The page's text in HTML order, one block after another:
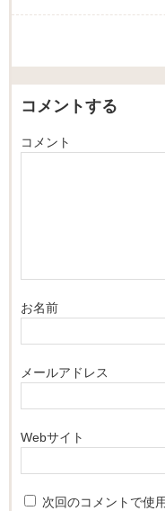
コメントする
コメント
お名前
メールアドレス
Webサイト
次回のコメントで使